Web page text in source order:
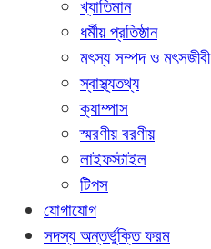
খ্যাতিমান
ধর্মীয় প্রতিষ্ঠান
মৎস্য সম্পদ ও মৎসজীবী
স্বাস্থ্যতথ্য
ক্যাম্পাস
স্মরণীয় বরণীয়
লাইফস্টাইল
টিপস
যোগাযোগ
সদস্য অন্তর্ভুক্তি ফরম